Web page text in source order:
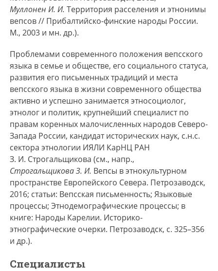
Муллонен И. И. Территория расселения и этнонимы
вепсов // Прибалтийско-финские народы России.
М., 2003 и мн. др.).
Проблемами современного положения вепсского
языка в семье и обществе, его социального статуса,
развития его письменных традиций и места
вепсского языка в жизни современного общества
активно и успешно занимается этносоциолог,
этнолог и политик, крупнейший специалист по
правам коренных малочисленных народов Северо-
Запада России, кандидат исторических наук, с.н.с.
сектора этнологии ИЯЛИ КарНЦ РАН
З. И. Строгальщикова (см., напр.,
Строгальщикова З. И. Вепсы в этнокультурном
пространстве Европейского Севера. Петрозаводск,
2016; статьи: Вепсская письменность; Языковые
процессы; Этнодемографические процессы; в
книге: Народы Карелии. Историко-
этнографические очерки. Петрозаводск, с. 325–356
и др.).
Специалисты